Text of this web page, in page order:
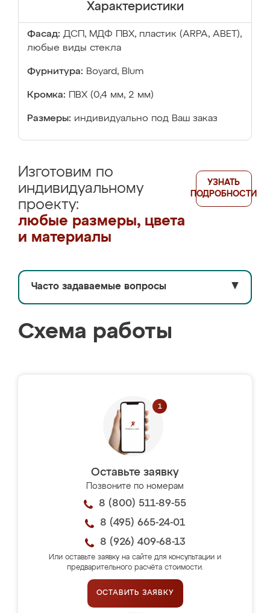
Характеристики
Фасад: ДСП, МДФ ПВХ, пластик (ARPA, ABET),
любые виды стекла
Фурнитура: Boyard, Blum
Кромка: ПВХ (0,4 мм, 2 мм)
Размеры: индивидуально под Ваш заказ
Изготовим по
индивидуальному
проекту:
любые размеры, цвета
и материалы
УЗНАТЬ
ПОДРОБНОСТИ
Часто задаваемые вопросы ▼
Схема работы
Оставьте заявку
Позвоните по номерам
8 (800) 511-89-55
8 (495) 665-24-01
8 (926) 409-68-13
Или оставьте заявку на сайте для консультации и
предварительного расчёта стоимости.
ОСТАВИТЬ ЗАЯВКУ